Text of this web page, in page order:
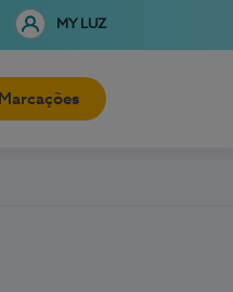
MY LUZ
Marcações